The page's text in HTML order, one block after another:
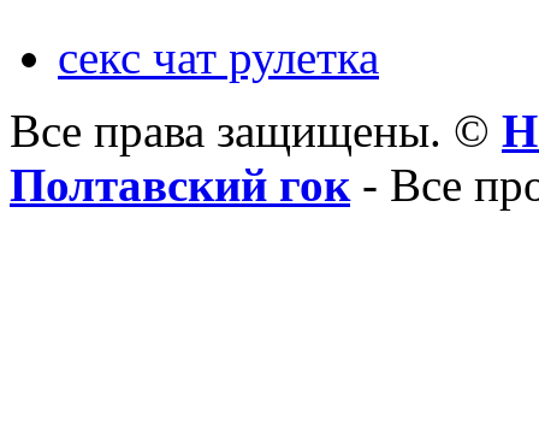
секс чат рулетка
Все права защищены. ©
Полтавский гок- Все